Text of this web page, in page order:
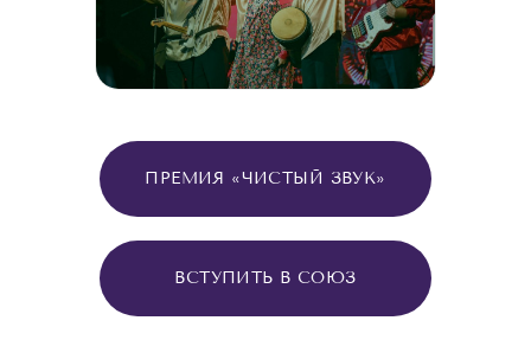
ПРЕМИЯ «ЧИСТЫЙ ЗВУК»
ВСТУПИТЬ В СОЮЗ